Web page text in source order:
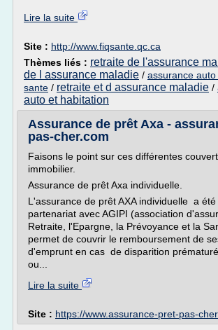
Lire la suite
Site : http://www.fiqsante.qc.ca
Thèmes liés : retraite de l'assurance
de l assurance maladie / assurance
sante / retraite et d assurance maladie /
auto et habitation
Assurance de prêt Axa -
pas-cher.com
Faisons le point sur ces différentes
immobilier.
Assurance de prêt Axa individuelle.
L'assurance de prêt AXA individuelle a
partenariat avec AGIPI (association
Retraite, l'Epargne, la Prévoyance et la
permet de couvrir le remboursement de
d'emprunt en cas de disparition
ou...
Lire la suite
Site : https://www.assurance-pret-pas-